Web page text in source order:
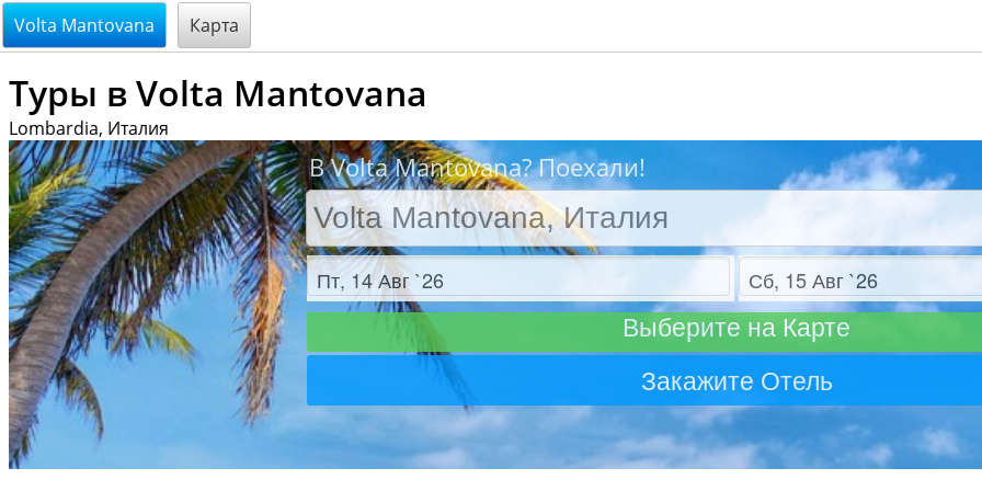
@endsectiom
Volta Mantovana Карта
Туры в Volta Mantovana
Lombardia, Италия
В Volta Mantovana? Поехали!
Заезд Отъезд
Выберите на Карте
Закажите Отель